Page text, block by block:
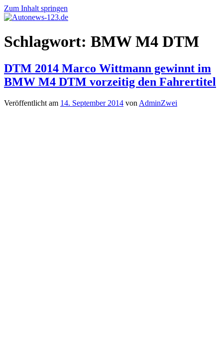
Zum Inhalt springen
Autonews-
123.de
Autonews
mit
Schlagwort: BMW M4 DTM
DTM 2014 Marco Wittmann gewinnt im
BMW M4 DTM vorzeitig den Fahrertitel
Veröffentlicht am 14. September 2014 von AdminZwei